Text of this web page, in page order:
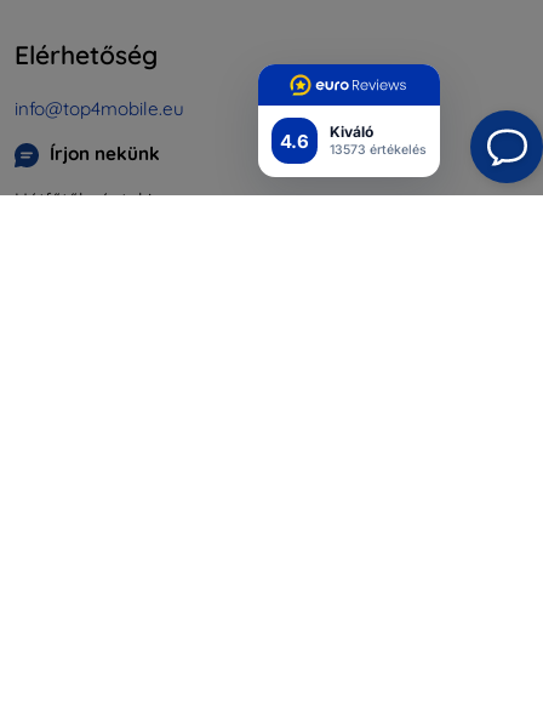
4.6 Kiváló
13573 értékelés
Elérhetőség
info@top4mobile.eu
Írjon nekünk
Hétfőtől péntekig: